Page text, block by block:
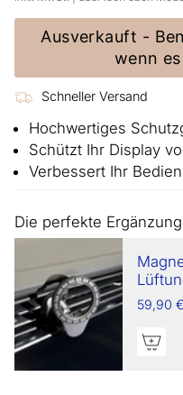
Ausverkauft -
wenn
Schneller Versand
Hochwertiges
Schützt Ihr Display
Verbessert Ihr
Die perfekte Ergänzung
59,90 €